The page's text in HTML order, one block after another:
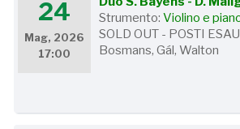
24
Mag, 2026
17:00
Strumento:Violino e
SOLD OUT - POSTI
Bosmans, Gál, Walton